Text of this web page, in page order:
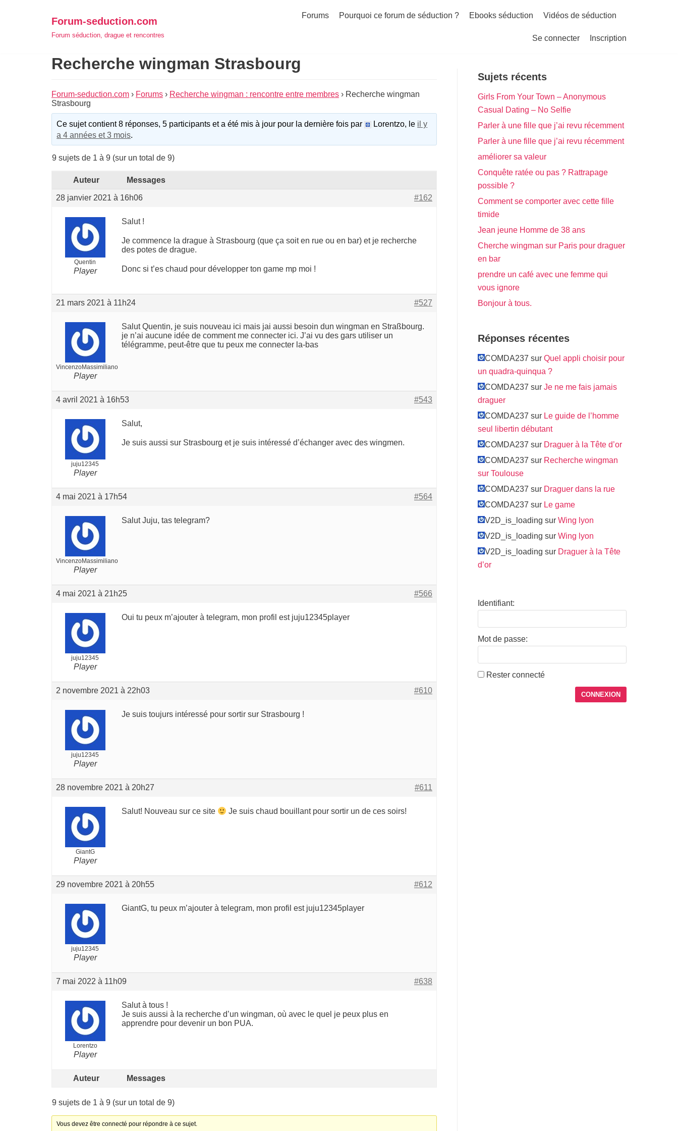
Forum-seduction.com
Forum séduction, drague et rencontres
Forums Pourquoi ce forum de séduction ? Ebooks séduction Vidéos de séduction
Se connecter Inscription
Recherche wingman Strasbourg
Forum-seduction.com › Forums › Recherche wingman : rencontre entre membres › Recherche wingman
Strasbourg
Ce sujet contient 8 réponses, 5 participants et a été mis à jour pour la dernière fois par Lorentzo, le il y
a 4 années et 3 mois.
9 sujets de 1 à 9 (sur un total de 9)
Auteur Messages
28 janvier 2021 à 16h06 #162
Quentin
Player
Salut !
Je commence la drague à Strasbourg (que ça soit en rue ou en bar) et je recherche
des potes de drague.
Donc si t’es chaud pour développer ton game mp moi !
21 mars 2021 à 11h24 #527
VincenzoMassimiliano
Player
Salut Quentin, je suis nouveau ici mais jai aussi besoin dun wingman en Straßbourg.
je n’ai aucune idée de comment me connecter ici. J’ai vu des gars utiliser un
télégramme, peut-être que tu peux me connecter la-bas
4 avril 2021 à 16h53 #543
juju12345
Player
Salut,
Je suis aussi sur Strasbourg et je suis intéressé d’échanger avec des wingmen.
4 mai 2021 à 17h54 #564
VincenzoMassimiliano
Player
Salut Juju, tas telegram?
4 mai 2021 à 21h25 #566
juju12345
Player
Oui tu peux m’ajouter à telegram, mon profil est juju12345player
2 novembre 2021 à 22h03 #610
juju12345
Player
Je suis toujurs intéressé pour sortir sur Strasbourg !
28 novembre 2021 à 20h27 #611
GiantG
Player
Salut! Nouveau sur ce site Je suis chaud bouillant pour sortir un de ces soirs!
29 novembre 2021 à 20h55 #612
juju12345
Player
GiantG, tu peux m’ajouter à telegram, mon profil est juju12345player
7 mai 2022 à 11h09 #638
Lorentzo
Player
Salut à tous !
Je suis aussi à la recherche d’un wingman, où avec le quel je peux plus en
apprendre pour devenir un bon PUA.
Auteur Messages
9 sujets de 1 à 9 (sur un total de 9)
Vous devez être connecté pour répondre à ce sujet.
Sujets récents
Girls From Your Town – Anonymous
Casual Dating – No Selfie
Parler à une fille que j’ai revu récemment
Parler à une fille que j’ai revu récemment
améliorer sa valeur
Conquête ratée ou pas ? Rattrapage
possible ?
Comment se comporter avec cette fille
timide
Jean jeune Homme de 38 ans
Cherche wingman sur Paris pour draguer
en bar
prendre un café avec une femme qui
vous ignore
Bonjour à tous.
Réponses récentes
COMDA237 sur Quel appli choisir pour
un quadra-quinqua ?
COMDA237 sur Je ne me fais jamais
draguer
COMDA237 sur Le guide de l’homme
seul libertin débutant
COMDA237 sur Draguer à la Tête d’or
COMDA237 sur Recherche wingman
sur Toulouse
COMDA237 sur Draguer dans la rue
COMDA237 sur Le game
V2D_is_loading sur Wing lyon
V2D_is_loading sur Wing lyon
V2D_is_loading sur Draguer à la Tête
d’or
Identifiant:
Mot de passe:
Rester connecté
CONNEXION